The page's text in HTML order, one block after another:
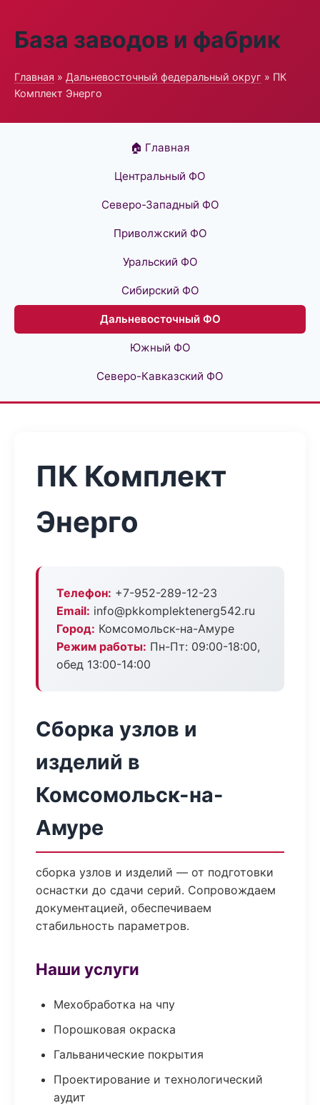
База заводов и фабрик
Главная » Дальневосточный федеральный округ » ПК
Комплект Энерго
🏠 Главная
Центральный ФО
Северо-Западный ФО
Приволжский ФО
Уральский ФО
Сибирский ФО
Дальневосточный ФО
Южный ФО
Северо-Кавказский ФО
ПК Комплект
Энерго
Телефон: +7-952-289-12-23
Email: info@pkkomplektenerg542.ru
Город: Комсомольск-на-Амуре
Режим работы: Пн-Пт: 09:00-18:00,
обед 13:00-14:00
Сборка узлов и
изделий в
Комсомольск-на-
Амуре
сборка узлов и изделий — от подготовки
оснастки до сдачи серий. Сопровождаем
документацией, обеспечиваем
стабильность параметров.
Наши услуги
Мехобработка на чпу
Порошковая окраска
Гальванические покрытия
Проектирование и технологический
аудит